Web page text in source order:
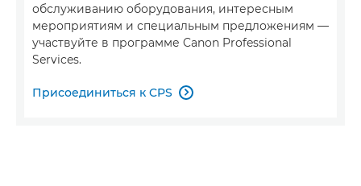
обслуживанию оборудования, интересным
мероприятиям и специальным предложениям —
участвуйте в программе Canon Professional
Services.
Присоединиться к CPS 